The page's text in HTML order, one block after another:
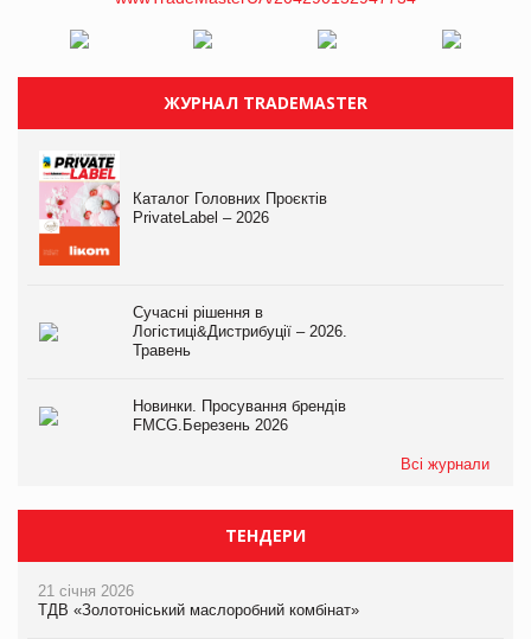
ЖУРНАЛ TRADEMASTER
Каталог Головних Проєктів
PrivateLabel – 2026
Сучасні рішення в
Логістиці&Дистрибуції – 2026.
Травень
Новинки. Просування брендів
FMCG.Березень 2026
Всі журнали
ТЕНДЕРИ
21 січня 2026
ТДВ «Золотоніський маслоробний комбінат»